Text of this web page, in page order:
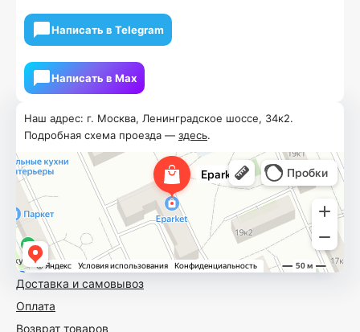
Доставка и самовывоз
Оплата
Возврат товаров
Наш адрес: г. Москва, Ленинградское шоссе, 34к2.
Подробная схема проезда — здесь.
Написать в Telegram
Написать в Мах